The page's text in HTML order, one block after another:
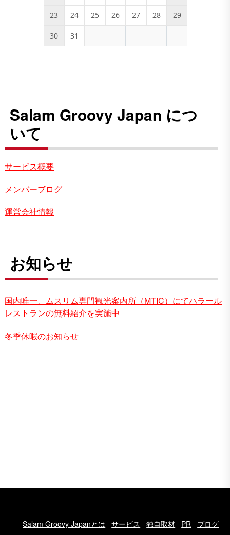
23 24 25 26 27 28 29
30 31
Salam Groovy Japan につ
いて
サービス概要
メンバーブログ
運営会社情報
お知らせ
国内唯一、ムスリム専門観光案内所（MTIC）にてハラール
レストランの無料紹介を実施中
冬季休暇のお知らせ
Salam Groovy Japanとは サービス 独自取材 PR ブログ